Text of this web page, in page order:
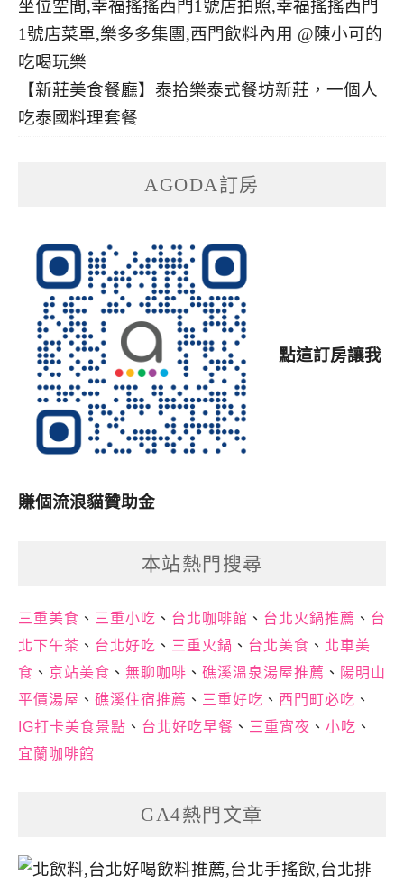
【新莊美食餐廳】泰拾樂泰式餐坊新莊，一個人
吃泰國料理套餐
AGODA訂房
點這訂房讓我
賺個流浪貓贊助金
本站熱門搜尋
三重美食 、 三重小吃 、 台北咖啡館 、 台北火鍋推薦 、 台
北下午茶 、 台北好吃 、 三重火鍋 、 台北美食 、 北車美
食 、 京站美食 、 無聊咖啡 、 礁溪溫泉湯屋推薦 、 陽明山
平價湯屋 、 礁溪住宿推薦 、 三重好吃 、 西門町必吃 、
IG打卡美食景點 、 台北好吃早餐 、 三重宵夜 、 小吃 、
宜蘭咖啡館
GA4熱門文章